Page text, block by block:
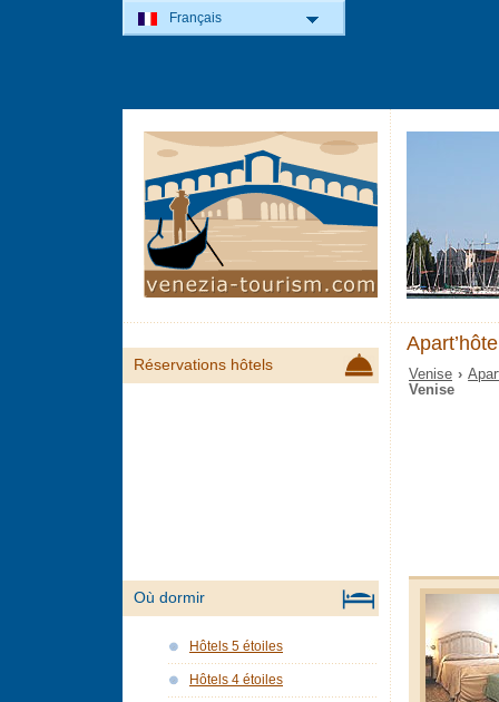
Venise ›
Venise
Réservations hôtels
Où dormir
Hôtels 5 étoiles
Hôtels 4 étoiles
Français